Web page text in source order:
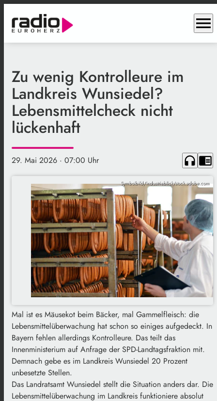
menu
Zu wenig Kontrolleure im
Landkreis Wunsiedel?
Lebensmittelcheck nicht
lückenhaft
29. Mai 2026 · 07:00 Uhr headphones chrome_reader_mode
Symbolbild/industrieblick/stock.adobe.com
Mal ist es Mäusekot beim Bäcker, mal Gammelfleisch: die
Lebensmittelüberwachung hat schon so einiges aufgedeckt. In
Bayern fehlen allerdings Kontrolleure. Das teilt das
Innenministerium auf Anfrage der SPD-Landtagsfraktion mit.
Demnach gebe es im Landkreis Wunsiedel 20 Prozent
unbesetzte Stellen.
Das Landratsamt Wunsiedel stellt die Situation anders dar. Die
Lebensmittelüberwachung im Landkreis funktioniere absolut